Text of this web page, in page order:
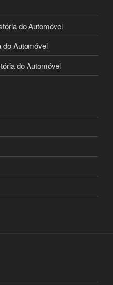
do Automóvel
do Automóvel
do Automóvel